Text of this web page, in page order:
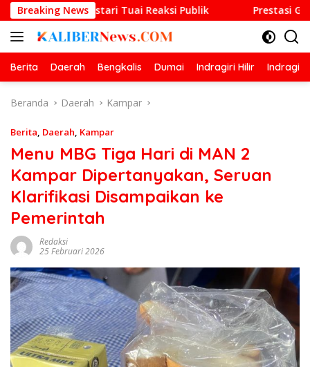
Langsung
ke
konten
Breaking News
Lestari Tuai Reaksi Publik Prestasi Gemilang
Berita Daerah Bengkalis Dumai Indragiri Hilir Indragiri
Beranda Daerah Kampar
Berita, Daerah, Kampar
Menu MBG Tiga Hari di MAN 2
Kampar Dipertanyakan, Seruan
Klarifikasi Disampaikan ke
Pemerintah
Redaksi
25 Februari 2026